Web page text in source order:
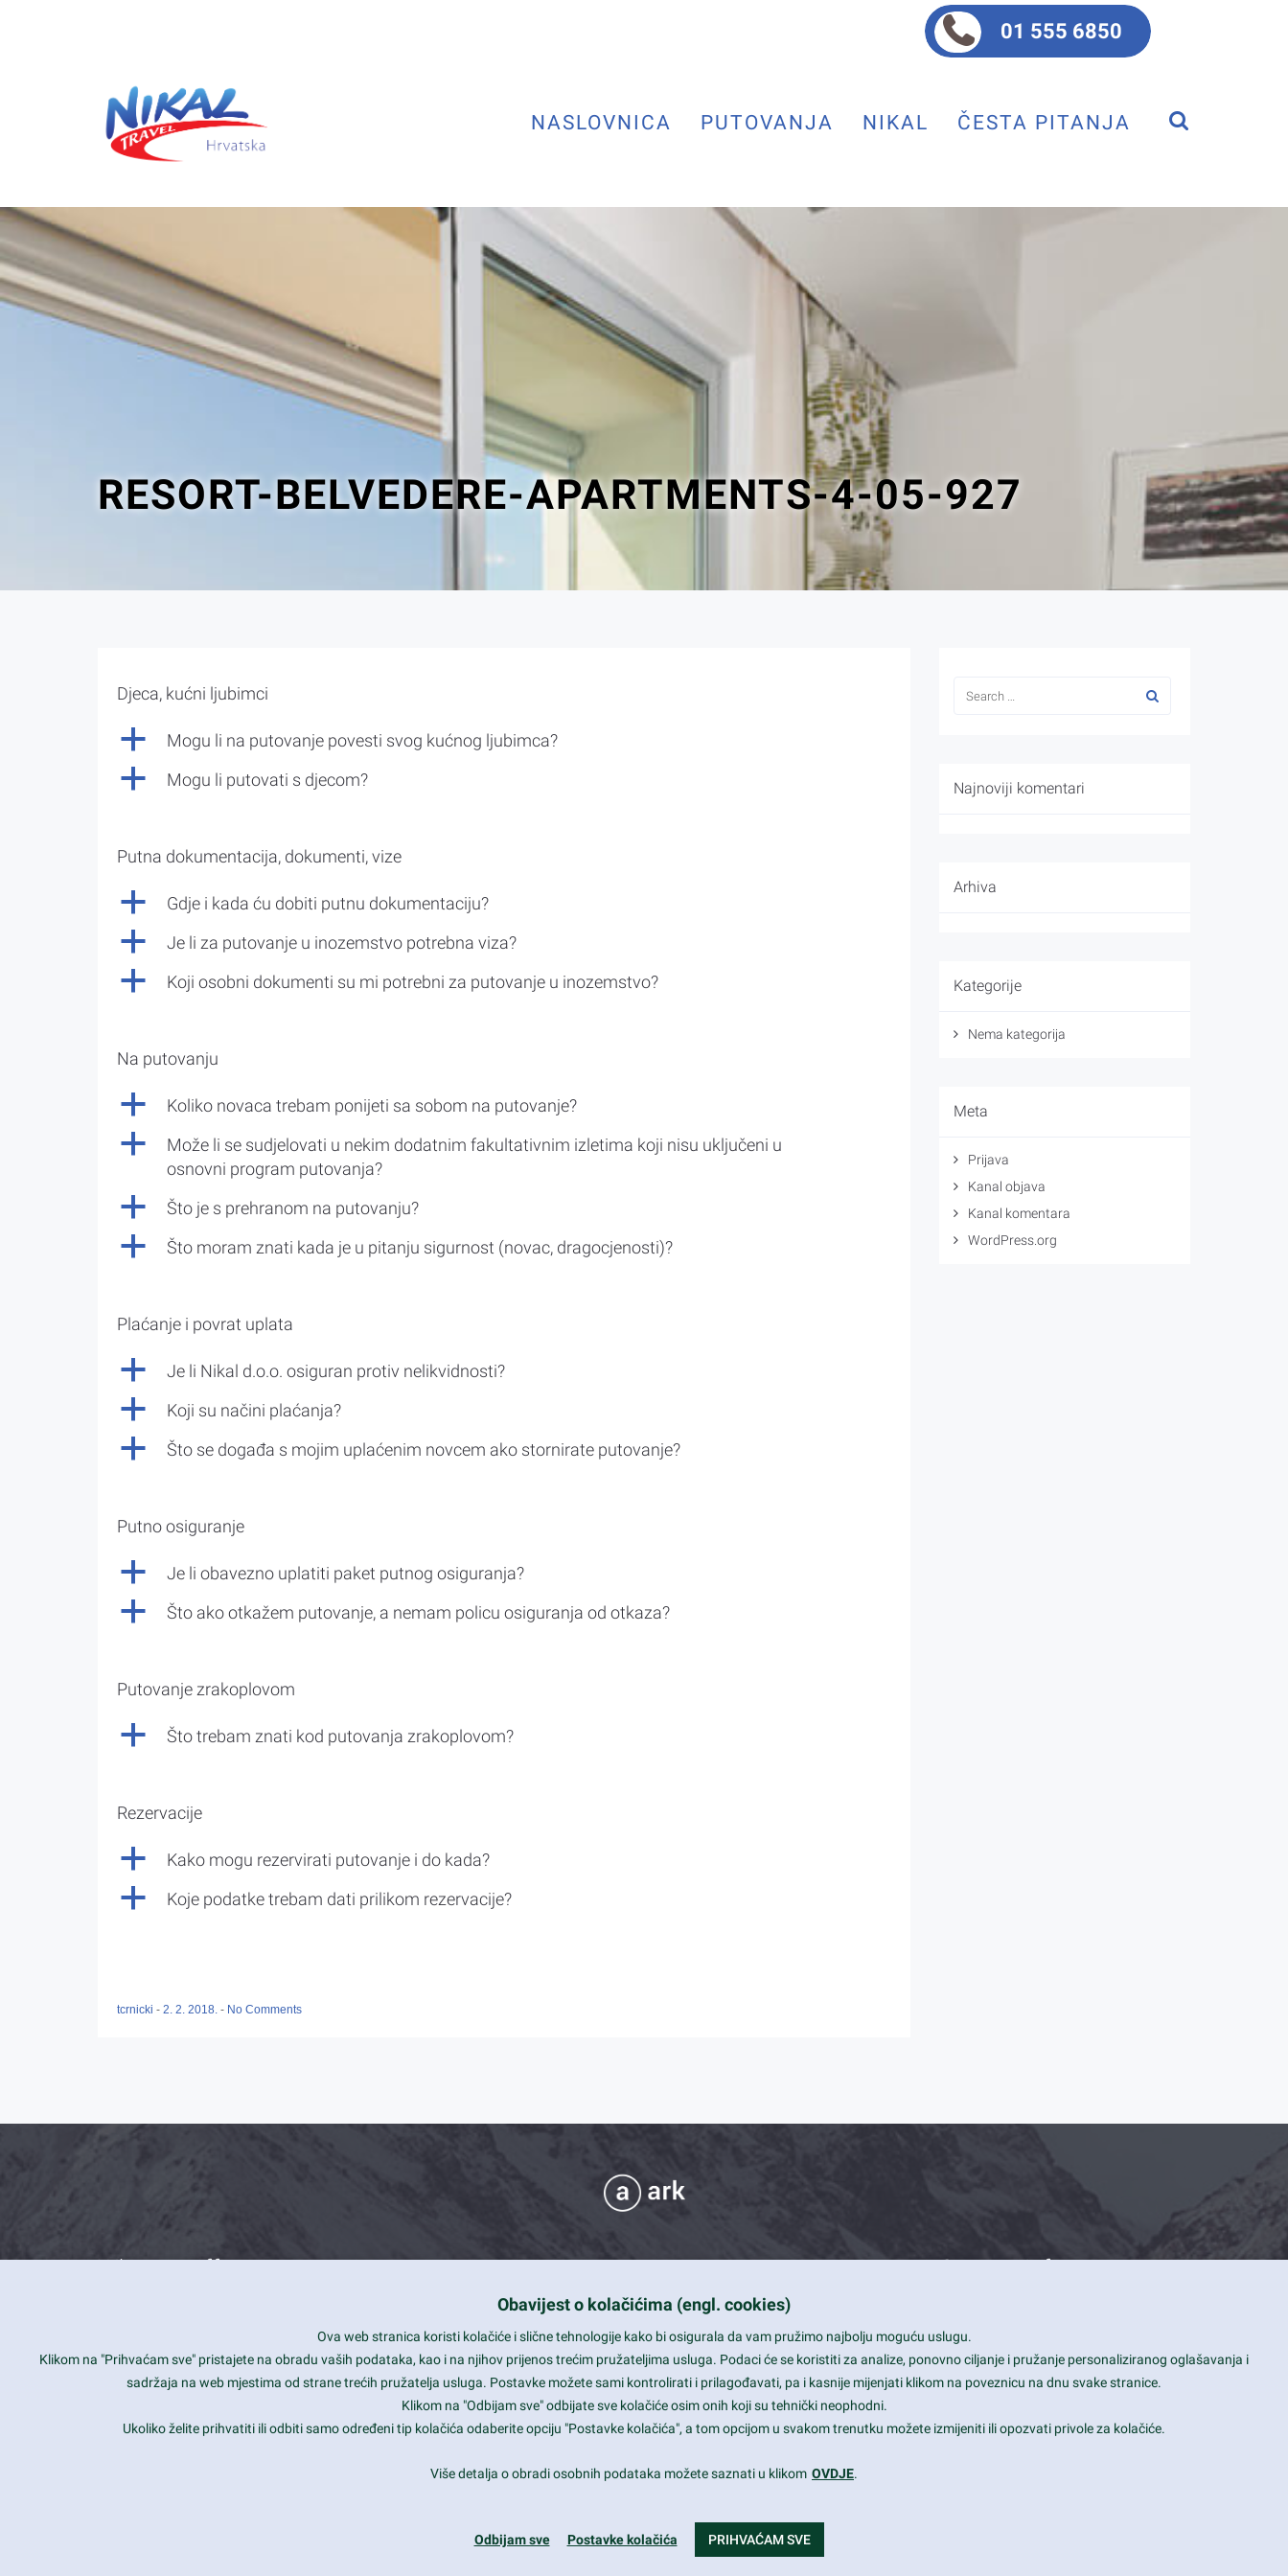
01 555 6850
NASLOVNICA PUTOVANJA NIKAL ČESTA PITANJA
RESORT-BELVEDERE-APARTMENTS-4-05-927
Djeca, kućni ljubimci
a Mogu li na putovanje povesti svog kućnog ljubimca?
a Mogu li putovati s djecom?
Putna dokumentacija, dokumenti, vize
a Gdje i kada ću dobiti putnu dokumentaciju?
a Je li za putovanje u inozemstvo potrebna viza?
a Koji osobni dokumenti su mi potrebni za putovanje u inozemstvo?
Na putovanju
a Koliko novaca trebam ponijeti sa sobom na putovanje?
a
Može li se sudjelovati u nekim dodatnim fakultativnim izletima koji nisu uključeni u
osnovni program putovanja?
a Što je s prehranom na putovanju?
a Što moram znati kada je u pitanju sigurnost (novac, dragocjenosti)?
Plaćanje i povrat uplata
a Je li Nikal d.o.o. osiguran protiv nelikvidnosti?
a Koji su načini plaćanja?
a Što se događa s mojim uplaćenim novcem ako stornirate putovanje?
Putno osiguranje
a Je li obavezno uplatiti paket putnog osiguranja?
a Što ako otkažem putovanje, a nemam policu osiguranja od otkaza?
Putovanje zrakoplovom
a Što trebam znati kod putovanja zrakoplovom?
Rezervacije
a Kako mogu rezervirati putovanje i do kada?
a Koje podatke trebam dati prilikom rezervacije?
tcrnicki - 2. 2. 2018. - No Comments
Najnoviji komentari
Arhiva
Kategorije
Nema kategorija
Meta
Prijava
Kanal objava
Kanal komentara
WordPress.org
What we offer
Is your website user friendly?
Ark offers weekly stunning designs.
Why our customers love Ark?
Smart and beautiful design
Unlimited Eelements
Mobile ready
Contact Info
View, CA 94043
+1 650-253-0000
Daily: 9:00 am - 6:00 pm
Obavijest o kolačićima (engl. cookies)
Ova web stranica koristi kolačiće i slične tehnologije kako bi osigurala da vam pružimo najbolju moguću uslugu.
Klikom na "Prihvaćam sve" pristajete na obradu vaših podataka, kao i na njihov prijenos trećim pružateljima usluga. Podaci će se koristiti za analize, ponovno ciljanje i pružanje personaliziranog oglašavanja i
sadržaja na web mjestima od strane trećih pružatelja usluga. Postavke možete sami kontrolirati i prilagođavati, pa i kasnije mijenjati klikom na poveznicu na dnu svake stranice.
Klikom na "Odbijam sve" odbijate sve kolačiće osim onih koji su tehnički neophodni.
Ukoliko želite prihvatiti ili odbiti samo određeni tip kolačića odaberite opciju "Postavke kolačića", a tom opcijom u svakom trenutku možete izmijeniti ili opozvati privole za kolačiće.
Više detalja o obradi osobnih podataka možete saznati u klikom OVDJE.
Odbijam sve Postavke kolačića PRIHVAĆAM SVE